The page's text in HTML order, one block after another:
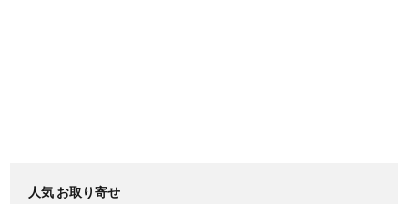
人気 お取り寄せ